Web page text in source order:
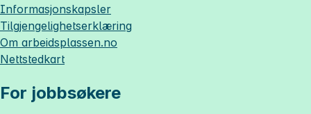
Informasjonskapsler
Tilgjengelighetserklæring
Om arbeidsplassen.no
Nettstedkart
For jobbsøkere